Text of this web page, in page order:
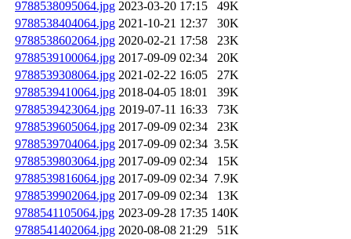
9788538095064.jpg 2023-03-20 17:15
49K
9788538404064.jpg 2021-10-21 12:37
30K
9788538602064.jpg 2020-02-21 17:58
23K
9788539100064.jpg 2017-09-09 02:34
20K
9788539308064.jpg 2021-02-22 16:05
27K
9788539410064.jpg 2018-04-05 18:01
39K
9788539423064.jpg 2019-07-11 16:33
73K
9788539605064.jpg 2017-09-09 02:34
23K
9788539704064.jpg 2017-09-09 02:34 3.5K
9788539803064.jpg 2017-09-09 02:34
15K
9788539816064.jpg 2017-09-09 02:34 7.9K
9788539902064.jpg 2017-09-09 02:34
13K
9788541105064.jpg 2023-09-28 17:35 140K
9788541402064.jpg 2020-08-08 21:29
51K